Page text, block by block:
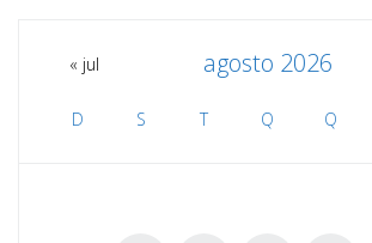
agosto 2026
D S T Q Q
« jul